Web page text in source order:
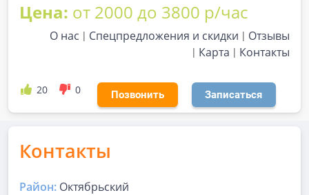
Цена: от 2000 до 3800 р/час
О нас Спецпредложения и скидки
Отзывы
Карта
Контакты
20 0 Позвонить Записаться
Контакты
Район: Октябрьский